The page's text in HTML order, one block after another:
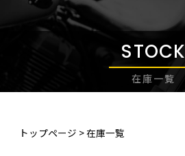
STOCK
在庫一覧
トップページ >在庫一覧